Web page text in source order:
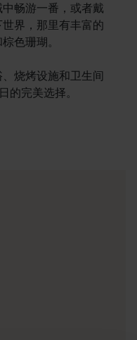
畅游一番，或者戴
世界，那里有丰富的
色珊瑚。
烧烤设施和卫生间
完美选择。
澳大利亚州各地的冒险